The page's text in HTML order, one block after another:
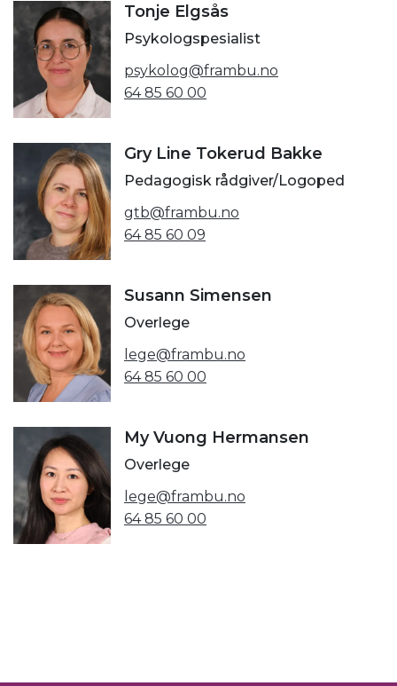
Tonje Elgsås
Psykologspesialist
psykolog@frambu.no
64 85 60 00
Gry Line Tokerud Bakke
Pedagogisk rådgiver/Logoped
gtb@frambu.no
64 85 60 09
Susann Simensen
Overlege
lege@frambu.no
64 85 60 00
My Vuong Hermansen
Overlege
lege@frambu.no
64 85 60 00